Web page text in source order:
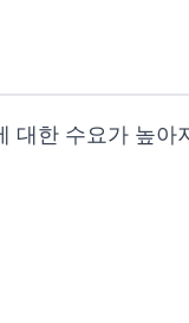
대한 수요가 높아